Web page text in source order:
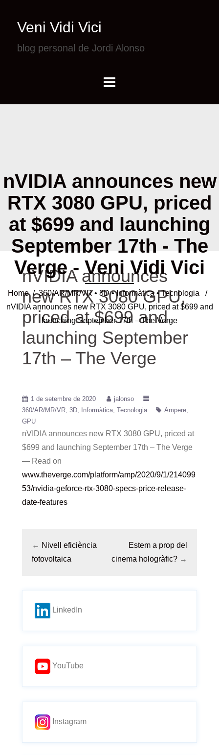
Veni Vidi Vici
blog personal de Jordi Alonso
nVIDIA announces new
RTX 3080 GPU, priced
at $699 and launching
September 17th - The
Verge - Veni Vidi Vici
Home/360/AR/MR/VR• 3D•Informàtica•Tecnologia /
nVIDIA announces new RTX 3080 GPU, priced at $699 and
launching September 17th – The Verge
nVIDIA announces
new RTX 3080 GPU,
priced at $699 and
launching September
17th – The Verge
1 de setembre de 2020
jalonso
360/AR/MR/VR 3D Informàtica Tecnologia
Ampere
GPU
nVIDIA announces new RTX 3080 GPU, priced at
$699 and launching September 17th – The Verge
— Read on
www.theverge.com/platform/amp/2020/9/1/214099
53/nvidia-geforce-rtx-3080-specs-price-release-
date-features
← Nivell eficiència
fotovoltaica
Estem a prop del
cinema hologràfic? →
LinkedIn
YouTube
Instagram